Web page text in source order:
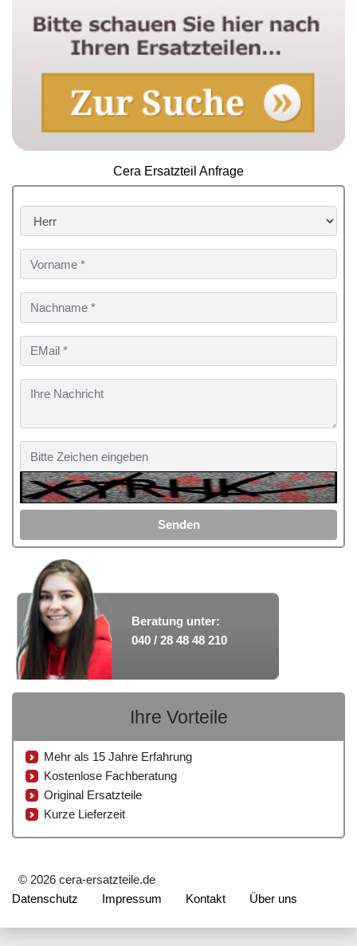
Cera Ersatzteil Anfrage
Senden
Beratung unter:
040 / 28 48 48 210
Ihre Vorteile
Mehr als 15 Jahre Erfahrung
Kostenlose Fachberatung
Original Ersatzteile
Kurze Lieferzeit
© 2026 cera-ersatzteile.de
Datenschutz
Impressum Kontakt Über uns